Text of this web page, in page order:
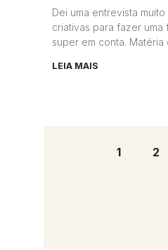
Dei uma entrevista
criativas para fazer
super em conta. Matéria
LEIA MAIS
1 2